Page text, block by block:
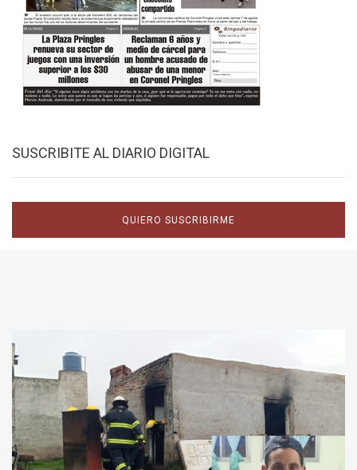
SUSCRIBITE AL DIARIO DIGITAL
QUIERO SUSCRIBIRME